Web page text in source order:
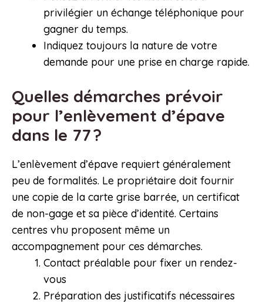
privilégier un échange téléphonique pour
gagner du temps.
Indiquez toujours la nature de votre
demande pour une prise en charge rapide.
Quelles démarches prévoir
pour l’enlèvement d’épave
dans le 77 ?
L’enlèvement d’épave requiert généralement
peu de formalités. Le propriétaire doit fournir
une copie de la carte grise barrée, un certificat
de non-gage et sa pièce d’identité. Certains
centres vhu proposent même un
accompagnement pour ces démarches.
Contact préalable pour fixer un rendez-
vous
Préparation des justificatifs nécessaires